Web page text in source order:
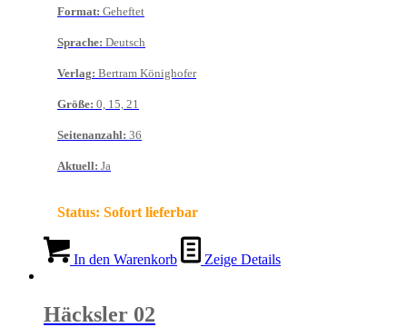
Format: Geheftet
Sprache: Deutsch
Verlag: Bertram Könighofer
Größe: 0, 15, 21
Seitenanzahl: 36
Aktuell: Ja
Status: Sofort lieferbar
In den Warenkorb Zeige Details
Häcksler 02